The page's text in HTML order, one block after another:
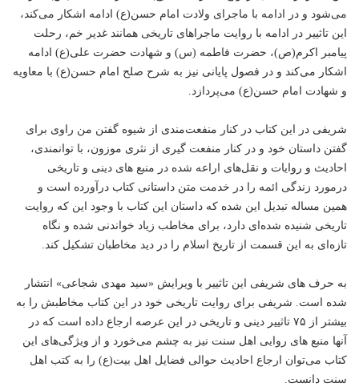
می‌شود و در ادامه با ماجرای ولادت امام حسن(ع) ادامه اشکار می‌کند،
این تاثییر در ادامه با روایت ماجراهای تاریخی همانند غدیر خم، رحلت
پیامبر اکرم(ص)، حضرت فاطمه (س) و شهادت حضرت علی(ع) ادامه
اشکار می‌کند و در فصول پایانی نیز به شرح صلح امام حسن(ع) با معاویه
و شهادت امام حسن(ع) می‌پردازد.
شریفی در این کتاب در کنار منفعت‌مندی از شیوه گفتن من راوی برای
گفتن داستان خود و در کنار منفعت گیری از نثری موزون، با توانمندی،
احادیث و روایات و نقل‌های اراعه شده در منبع های دینی و تاریخی
درمورد زندگی ائمه را در خدمت متن داستانی کتاب درآورده است و
همین مساله تبدیل این شده که داستان این کتاب با وجود این که روایت
تاریخی شنیده شده‌ای دارد، برای مخاطب زیاد خواندنی شده و نگاه
تازه‌ای به این قسمت از تاریخ اسلام را در دید مخاطبان تشکیل کند.
به حرف های شریفی این تاثییر با ویرایش «سید مهدی شجاعی» انتشار
شده است. شریفی برای روایت تاریخی خود در این کتاب مخاطبش را به
بیشتر از ۷۵ تاثییر دینی و تاریخی در این عرصه ارجاع داده است که در
آنها منبع های روایی اهل سنت نیز به چشم می‌خورد و از ویژگی‌های این
کتاب می‌توان ارجاع احادیث حوالی فضایل اهل بیت(ع) را به کتب اهل
سنت دانست.